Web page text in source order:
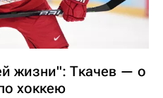
жизни": Ткачев — о
хоккею